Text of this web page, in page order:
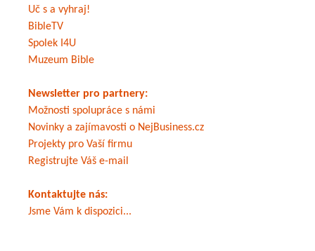
Uč s a vyhraj!
BibleTV
Spolek I4U
Muzeum Bible
Newsletter pro partnery:
Možnosti spolupráce s námi
Novinky a zajímavosti o NejBusiness.cz
Projekty pro Vaší firmu
Registrujte Váš e-mail
Kontaktujte nás:
Jsme Vám k dispozici...